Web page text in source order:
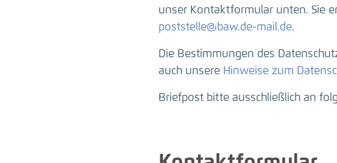
unser Kontaktformular unten. Sie
poststelle@baw.de-mail.de.
Die Bestimmungen des
auch unsere Hinweise zum
Briefpost bitte ausschließlich an